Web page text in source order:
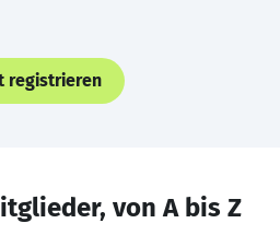
registrieren
von A bis Z